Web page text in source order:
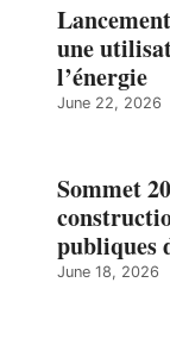
une
l’énergie
June 22, 2026
Sommet
publiques
June 18, 2026